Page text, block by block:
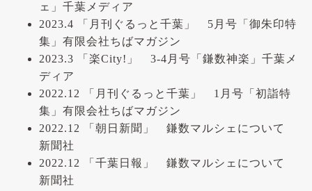
ェ」千葉メディア
2023.4 「月刊ぐるっと千葉」 5月号「御朱印特
集」有限会社ちばマガジン
2023.3 「楽City!」 3-4月号「鎌数神楽」千葉メ
ディア
2022.12 「月刊ぐるっと千葉」 1月号「初詣特
集」有限会社ちばマガジン
2022.12 「朝日新聞」 鎌数マルシェについて
新聞社
2022.12 「千葉日報」 鎌数マルシェについて
新聞社